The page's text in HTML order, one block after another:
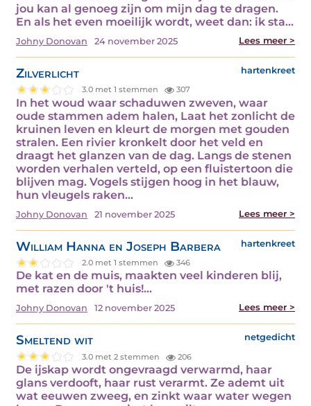
jou kan al genoeg zijn om mijn dag te dragen.
En als het even moeilijk wordt, weet dan: ik sta…
Johny Donovan 24 november 2025 Lees meer >
Zilverlicht hartenkreet
3.0 met 1 stemmen 307
In het woud waar schaduwen zweven, waar
oude stammen adem halen, Laat het zonlicht de
kruinen leven en kleurt de morgen met gouden
stralen. Een rivier kronkelt door het veld en
draagt het glanzen van de dag. Langs de stenen
worden verhalen verteld, op een fluistertoon die
blijven mag. Vogels stijgen hoog in het blauw,
hun vleugels raken…
Johny Donovan 21 november 2025 Lees meer >
William Hanna en Joseph Barbera hartenkreet
2.0 met 1 stemmen 346
De kat en de muis, maakten veel kinderen blij,
met razen door 't huis!…
Johny Donovan 12 november 2025 Lees meer >
Smeltend wit netgedicht
3.0 met 2 stemmen 206
De ijskap wordt ongevraagd verwarmd, haar
glans verdooft, haar rust verarmt. Ze ademt uit
wat eeuwen zweeg, en zinkt waar water wegen